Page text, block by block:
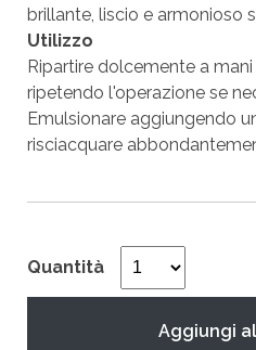
brillante, liscio e armonioso
Utilizzo
Ripartire dolcemente a
ripetendo l'operazione se
Emulsionare aggiungendo
risciacquare
Quantità
Aggiungi